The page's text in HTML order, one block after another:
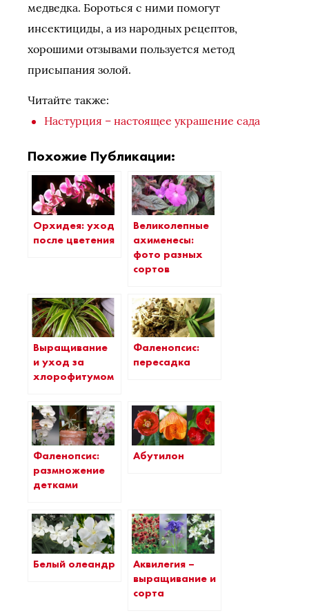
медведка. Бороться с ними помогут
инсектициды, а из народных рецептов,
хорошими отзывами пользуется метод
присыпания золой.
Читайте также:
Настурция – настоящее украшение сада
Похожие Публикации:
Орхидея: уход
после цветения
Великолепные
ахименесы:
фото разных
сортов
Выращивание
и уход за
хлорофитумом
Фаленопсис:
пересадка
Фаленопсис:
размножение
детками
Абутилон
Белый олеандр
Аквилегия –
выращивание и
сорта